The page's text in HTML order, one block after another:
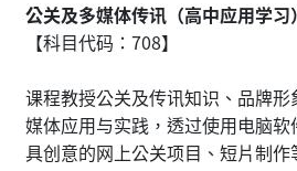
公关及多媒体传讯（高中应用学习
【科目代码：708】
课程教授公关及传讯知识、品牌
媒体应用与实践，透过使用电脑
具创意的网上公关项目、短片制作